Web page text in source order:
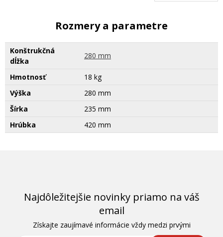
Rozmery a parametre
Konštrukčná
dĺžka
280 mm
Hmotnosť
18 kg
Výška
280 mm
Šírka
235 mm
Hrúbka
420 mm
Najdôležitejšie novinky priamo na váš
email
Získajte zaujímavé informácie vždy medzi prvými